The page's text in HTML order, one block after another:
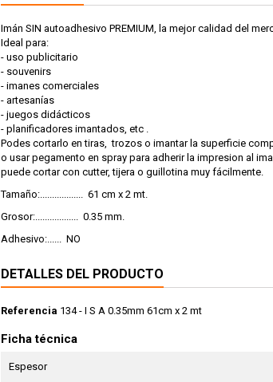
Imán SIN autoadhesivo PREMIUM, la mejor calidad del
Ideal para:
- uso publicitario
- souvenirs
- imanes comerciales
- artesanías
- juegos didácticos
- planificadores imantados, etc .
Podes cortarlo en tiras, trozos o imantar la superficie
o usar pegamento en spray para adherir la impresion al
puede cortar con cutter, tijera o guillotina muy fácilmente.
Tamaño:.................. 61 cm x 2 mt.
Grosor:.................. 0.35 mm.
Adhesivo:...... NO
DETALLES DEL PRODUCTO
Referencia 134 - I S A 0.35mm 61cm x 2 mt
Ficha técnica
Espesor